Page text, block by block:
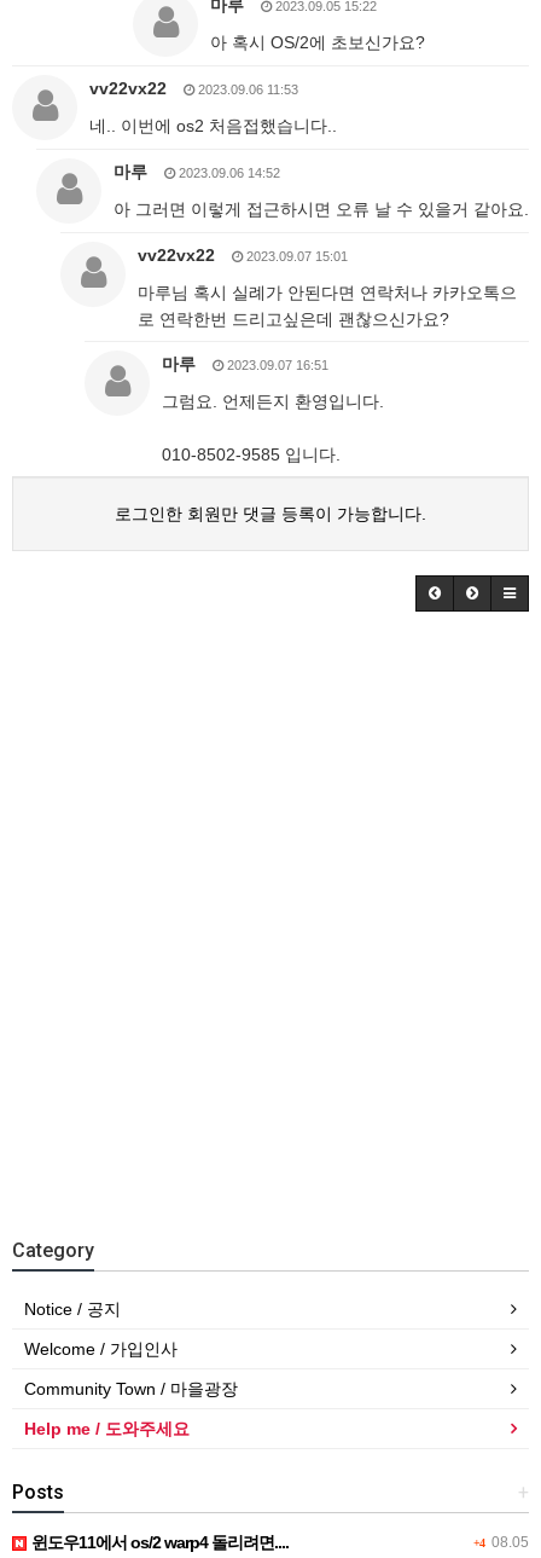
마루 2023.09.05 15:22
아 혹시 OS/2에 초보신가요?
vv22vx22 2023.09.06 11:53
네.. 이번에 os2 처음접했습니다..
마루 2023.09.06 14:52
아 그러면 이렇게 접근하시면 오류 날 수 있을거 같아요.
vv22vx22 2023.09.07 15:01
마루님 혹시 실례가 안된다면 연락처나 카카오톡으
로 연락한번 드리고싶은데 괜찮으신가요?
마루 2023.09.07 16:51
그럼요. 언제든지 환영입니다.
010-8502-9585 입니다.
로그인한 회원만 댓글 등록이 가능합니다.
Category
Notice / 공지
Welcome / 가입인사
Community Town / 마을광장
Help me / 도와주세요
+
Posts
+4 08.05
윈도우11에서 os/2 warp4 돌리려면....